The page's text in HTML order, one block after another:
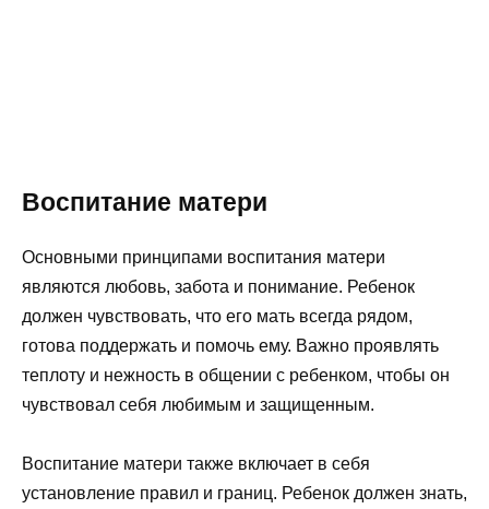
Воспитание матери
Основными принципами воспитания матери
являются любовь, забота и понимание. Ребенок
должен чувствовать, что его мать всегда рядом,
готова поддержать и помочь ему. Важно проявлять
теплоту и нежность в общении с ребенком, чтобы он
чувствовал себя любимым и защищенным.
Воспитание матери также включает в себя
установление правил и границ. Ребенок должен знать,